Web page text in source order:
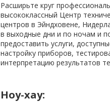
Расширьте круг
высококлассный Центр
центров в Эйндховене,
в выходные дни и по ночам и
предоставить услуги,
настройку приборов,
интерпретацию результатов
Ноу-хау: